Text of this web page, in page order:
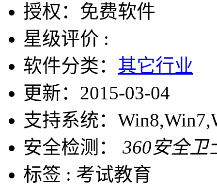
授权： 免费软件
星级评价 :
软件分类： 其它行业
更新： 2015-03-04
支持系统：
安全检测：
360安全卫
标签 : 考试教育